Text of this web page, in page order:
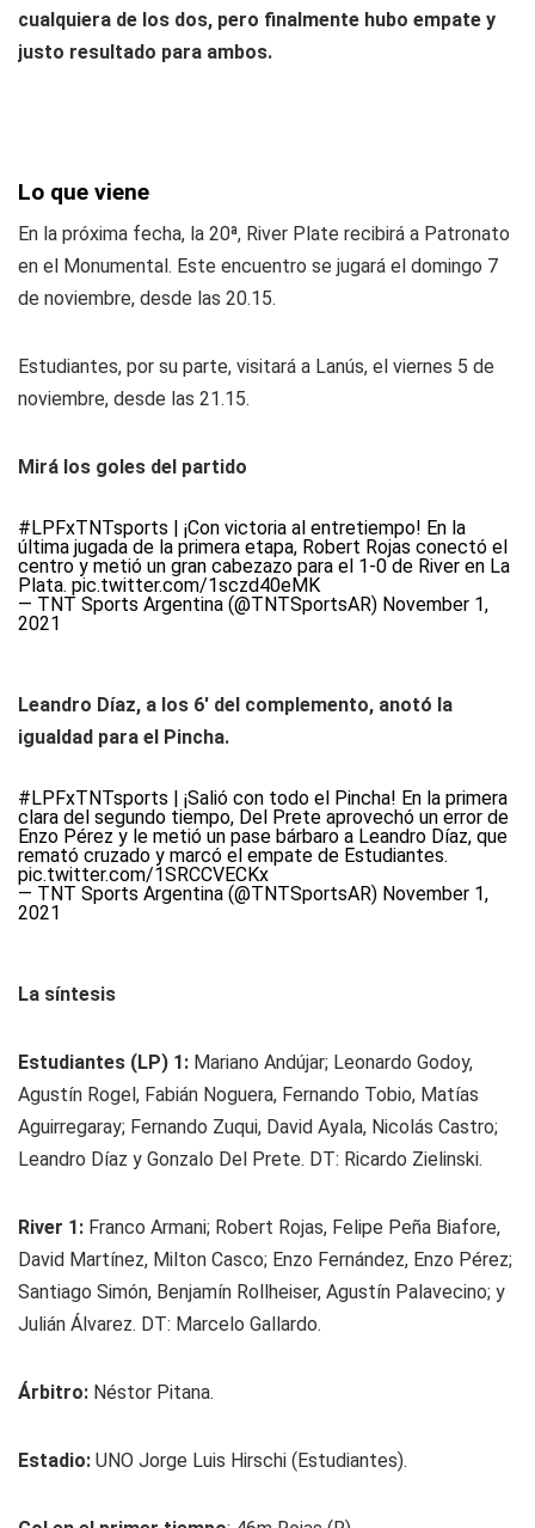
cualquiera de los dos, pero finalmente hubo empate y
justo resultado para ambos.
Lo que viene
En la próxima fecha, la 20ª, River Plate recibirá a Patronato
en el Monumental. Este encuentro se jugará el domingo 7
de noviembre, desde las 20.15.
Estudiantes, por su parte, visitará a Lanús, el viernes 5 de
noviembre, desde las 21.15.
Mirá los goles del partido
#LPFxTNTsports | ¡Con victoria al entretiempo! En la
última jugada de la primera etapa, Robert Rojas conectó el
centro y metió un gran cabezazo para el 1-0 de River en La
Plata. pic.twitter.com/1sczd40eMK
— TNT Sports Argentina (@TNTSportsAR) November 1,
2021
Leandro Díaz, a los 6' del complemento, anotó la
igualdad para el Pincha.
#LPFxTNTsports | ¡Salió con todo el Pincha! En la primera
clara del segundo tiempo, Del Prete aprovechó un error de
Enzo Pérez y le metió un pase bárbaro a Leandro Díaz, que
remató cruzado y marcó el empate de Estudiantes.
pic.twitter.com/1SRCCVECKx
— TNT Sports Argentina (@TNTSportsAR) November 1,
2021
La síntesis
Estudiantes (LP) 1: Mariano Andújar; Leonardo Godoy,
Agustín Rogel, Fabián Noguera, Fernando Tobio, Matías
Aguirregaray; Fernando Zuqui, David Ayala, Nicolás Castro;
Leandro Díaz y Gonzalo Del Prete. DT: Ricardo Zielinski.
River 1: Franco Armani; Robert Rojas, Felipe Peña Biafore,
David Martínez, Milton Casco; Enzo Fernández, Enzo Pérez;
Santiago Simón, Benjamín Rollheiser, Agustín Palavecino; y
Julián Álvarez. DT: Marcelo Gallardo.
Árbitro: Néstor Pitana.
Estadio: UNO Jorge Luis Hirschi (Estudiantes).